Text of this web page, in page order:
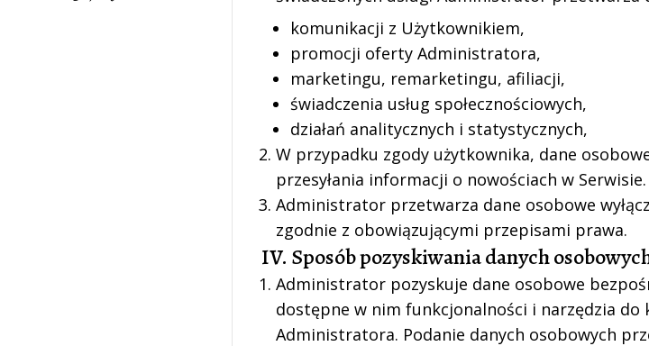
komunikacji z Użytkownikiem,
promocji oferty Administratora,
marketingu, remarketingu, afiliacji,
świadczenia usług społecznościowych,
działań analitycznych i statystycznych,
W przypadku zgody użytkownika, dane
przesyłania informacji o nowościach w Serwisie.
Administrator przetwarza dane osobowe
zgodnie z obowiązującymi przepisami prawa.
IV. Sposób pozyskiwania danych
Administrator pozyskuje dane osobowe
dostępne w nim funkcjonalności i narzędzia
Administratora. Podanie danych osobowych